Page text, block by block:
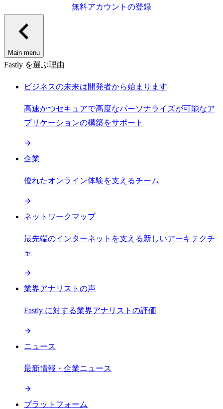
無料アカウントの登録
Main menu
Fastly を選ぶ理由
ビジネスの未来は開発者から始まります
高速かつセキュアで高度なパーソナライズが可能なア
プリケーションの構築をサポート
企業
優れたオンライン体験を支えるチーム
ネットワークマップ
最先端のインターネットを支える新しいアーキテクチ
ャ
業界アナリストの声
Fastly に対する業界アナリストの評価
ニュース
最新情報・企業ニュース
プラットフォーム